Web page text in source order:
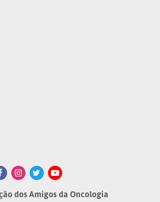
dos Amigos da Oncologia